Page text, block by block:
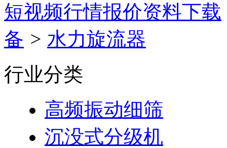
短视频行情报价资料下载
备 > 水力旋流器
行业分类
高频振动细筛
沉没式分级机